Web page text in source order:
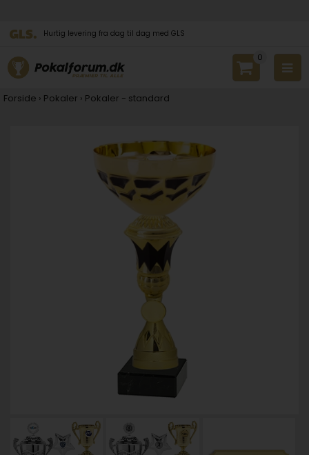
Hurtig levering fra dag til dag med GLS
0
Forside › Pokaler › Pokaler - standard